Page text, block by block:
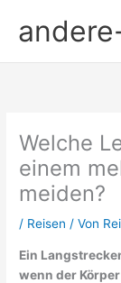
Inhalt
Welche
einem
meiden?
/ Reisen / Von
Ein
wenn der